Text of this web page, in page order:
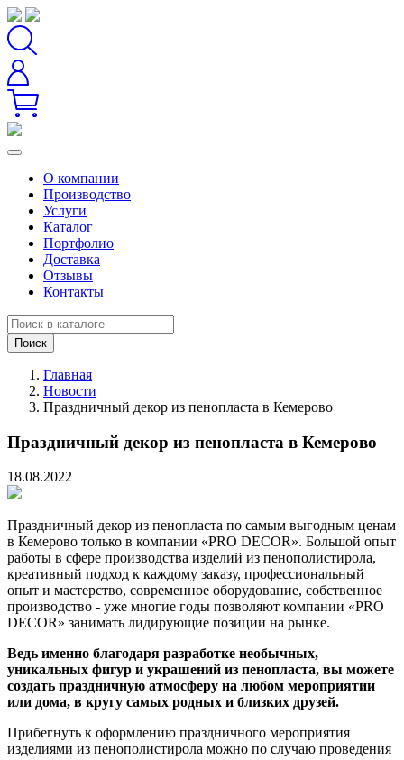
О компании
Производство
Услуги
Каталог
Портфолио
Доставка
Отзывы
Контакты
Поиск
Главная
Новости
Праздничный декор из пенопласта в Кемерово
Праздничный декор из пенопласта в Кемерово
18.08.2022
Праздничный декор из пенопласта по самым выгодным ценам
в Кемерово только в компании «PRO DECOR». Большой опыт
работы в сфере производства изделий из пенополистирола,
креативный подход к каждому заказу, профессиональный
опыт и мастерство, современное оборудование, собственное
производство - уже многие годы позволяют компании «PRO
DECOR» занимать лидирующие позиции на рынке.
Ведь именно благодаря разработке необычных,
уникальных фигур и украшений из пенопласта, вы можете
создать праздничную атмосферу на любом мероприятии
или дома, в кругу самых родных и близких друзей.
Прибегнуть к оформлению праздничного мероприятия
изделиями из пенополистирола можно по случаю проведения